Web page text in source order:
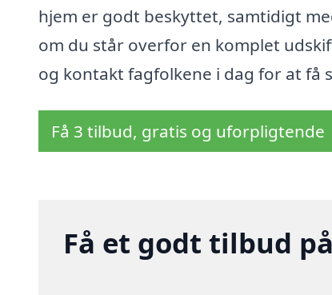
hjem er godt beskyttet, samtidigt
om du står overfor en komplet
og kontakt fagfolkene i dag for at få
Få 3 tilbud, gratis og uforpligtende
Få et godt tilbud